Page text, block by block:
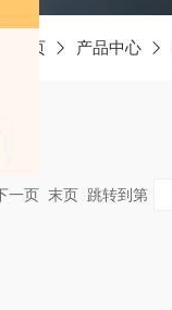
首页 产品中心
一页 末页 跳转到第